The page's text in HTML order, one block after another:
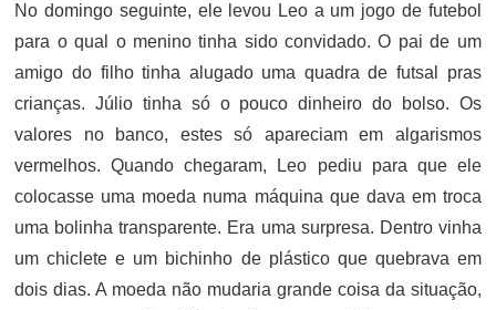
No domingo seguinte, ele levou Leo a um jogo de futebol
para o qual o menino tinha sido convidado. O pai de um
amigo do filho tinha alugado uma quadra de futsal pras
crianças. Júlio tinha só o pouco dinheiro do bolso. Os
valores no banco, estes só apareciam em algarismos
vermelhos. Quando chegaram, Leo pediu para que ele
colocasse uma moeda numa máquina que dava em troca
uma bolinha transparente. Era uma surpresa. Dentro vinha
um chiclete e um bichinho de plástico que quebrava em
dois dias. A moeda não mudaria grande coisa da situação,